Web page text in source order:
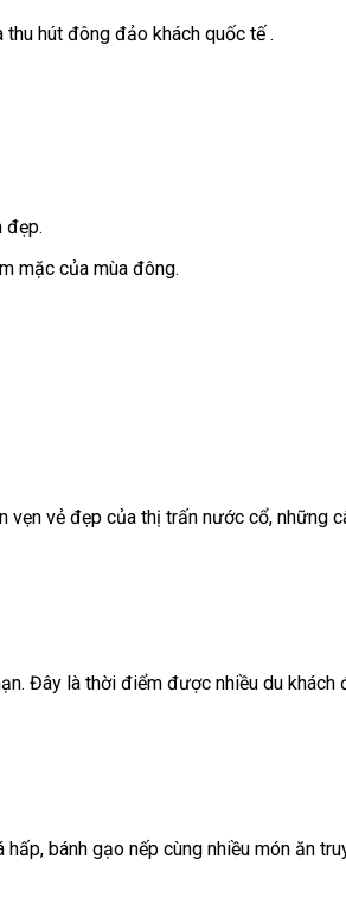
hút đông đảo khách quốc tế .
đẹp.
mặc của mùa đông.
vẻ đẹp của thị trấn nước cổ, những
Đây là thời điểm được nhiều du khách
bánh gạo nếp cùng nhiều món ăn